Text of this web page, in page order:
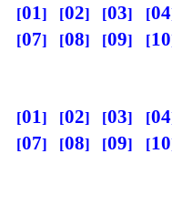
01 02 03 04
07
08 09 10
01 02 03 04
07
08 09 10